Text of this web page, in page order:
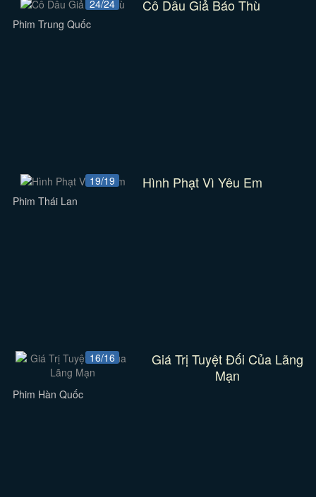
24/24 Cô Dâu Giả Báo Thù
Phim Trung Quốc
19/19 Hình Phạt Vì Yêu Em
Phim Thái Lan
16/16
Giá Trị Tuyệt Đối Của Lãng
Mạn
Phim Hàn Quốc